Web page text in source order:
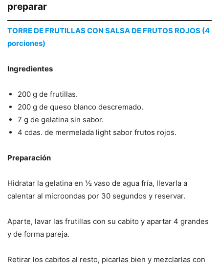
preparar
TORRE DE FRUTILLAS CON SALSA DE FRUTOS ROJOS (4
porciones)
Ingredientes
200 g de frutillas.
200 g de queso blanco descremado.
7 g de gelatina sin sabor.
4 cdas. de mermelada light sabor frutos rojos.
Preparación
Hidratar la gelatina en ½ vaso de agua fría, llevarla a
calentar al microondas por 30 segundos y reservar.
Aparte, lavar las frutillas con su cabito y apartar 4 grandes
y de forma pareja.
Retirar los cabitos al resto, picarlas bien y mezclarlas con